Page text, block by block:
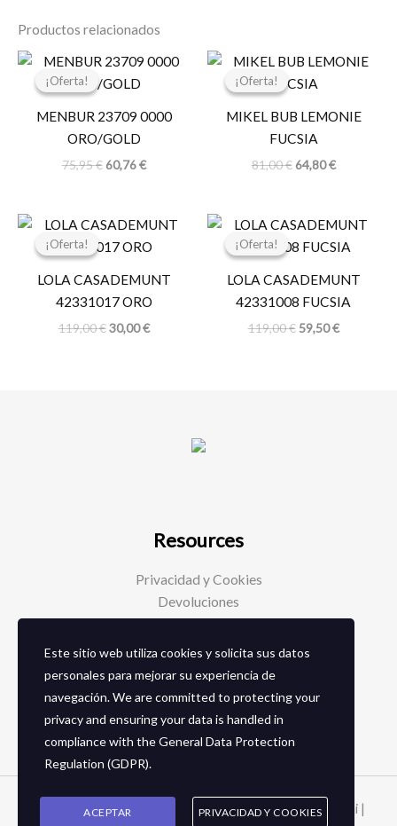
Productos relacionados
¡Oferta!
¡Oferta!
MENBUR 23709 0000
ORO/GOLD
75,95€
El
original
75,95 €.
60,76€
El
60,76 €.
¡Oferta!
¡Oferta!
MIKEL BUB LEMONIE
FUCSIA
81,00€
El
original
81,00 €.
64,80€
El
64,80 €.
¡Oferta!
¡Oferta!
LOLA CASADEMUNT
42331017 ORO
119,00€
El
original
119,00 €.
30,00€
El
actual
30,00 €.
¡Oferta!
¡Oferta!
LOLA CASADEMUNT
42331008 FUCSIA
119,00€
El
original
119,00 €.
59,50€
El
actual
59,50 €.
Resources
Privacidad y Cookies
Devoluciones
Social Media
Facebook
Instagram
Copyright © 2026 Zapaterias en granada - Calzados toñi |
Este sitio web utiliza cookies y solicita sus datos
personales para mejorar su experiencia de
navegación. We are committed to protecting your
privacy and ensuring your data is handled in
compliance with theGeneral Data Protection
Regulation (GDPR).
ACEPTAR PRIVACIDAD Y COOKIES